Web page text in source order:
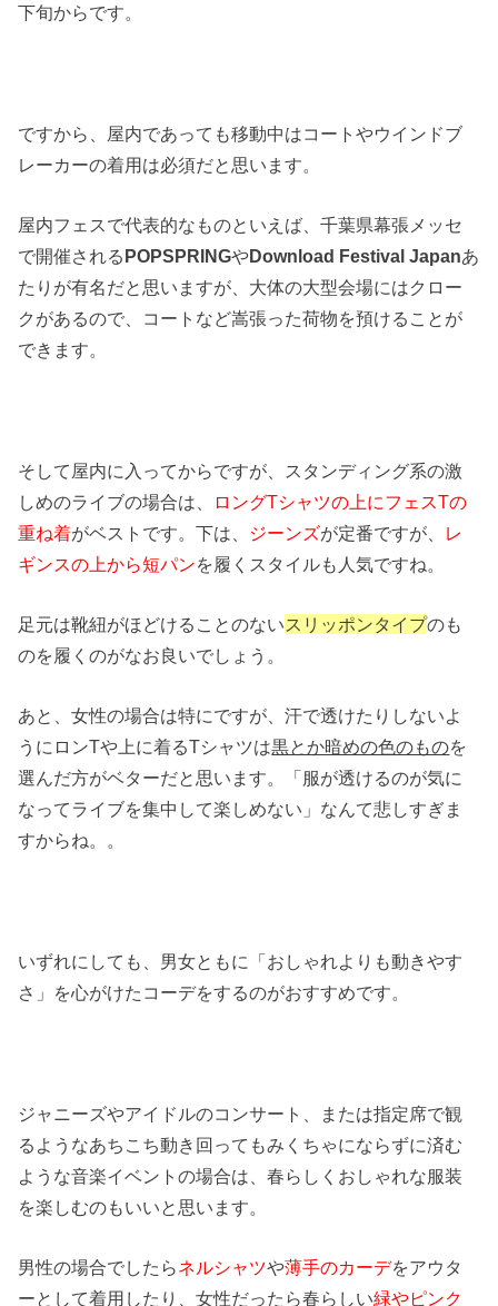
下旬からです。
ですから、屋内であっても移動中はコートやウインドブ
レーカーの着用は必須だと思います。
屋内フェスで代表的なものといえば、千葉県幕張メッセ
で開催されるPOPSPRINGやDownload Festival Japanあ
たりが有名だと思いますが、大体の大型会場にはクロー
クがあるので、コートなど嵩張った荷物を預けることが
できます。
そして屋内に入ってからですが、スタンディング系の激
しめのライブの場合は、
ロングTシャツの上にフェスTの
重ね着がベストです。下は、 ジーンズが定番ですが、 レ
ギンスの上から短パンを履くスタイルも人気ですね。
足元は靴紐がほどけることのないスリッポンタイプのも
のを履くのがなお良いでしょう。
あと、女性の場合は特にですが、汗で透けたりしないよ
うにロンTや上に着るTシャツは黒とか暗めの色のものを
選んだ方がベターだと思います。「服が透けるのが気に
なってライブを集中して楽しめない」なんて悲しすぎま
すからね。。
いずれにしても、男女ともに「おしゃれよりも動きやす
さ」を心がけたコーデをするのがおすすめです。
ジャニーズやアイドルのコンサート、または指定席で観
るようなあちこち動き回ってもみくちゃにならずに済む
ような音楽イベントの場合は、春らしくおしゃれな服装
を楽しむのもいいと思います。
男性の場合でしたらネルシャツや薄手のカーデをアウタ
ーとして着用したり、女性だったら春らしい緑やピンク